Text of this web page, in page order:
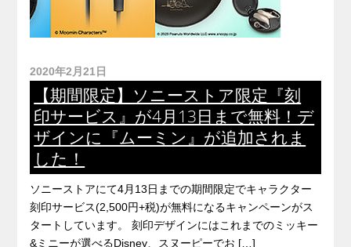
2020年2月21日
【期間限定】ソニーストア限定『刻
印サービス』が4月13日まで無料！デ
ザインに『ムーミン』が追加されま
した！
ソニーストアにて4月13日までの期間限定でキャラクター
刻印サービス(2,500円+税)が無料になるキャンペーンがス
タートしています。 刻印デザインにはこれまでのミッキー
&ミニーが選べるDisney、スヌーピーでお […]